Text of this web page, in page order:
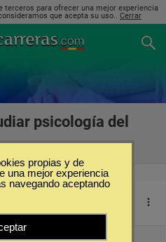
para ofrecer una mejor experiencia
que acepta su uso.. Cerrar
psicología del
propias y de
una mejor experiencia
navegando aceptando